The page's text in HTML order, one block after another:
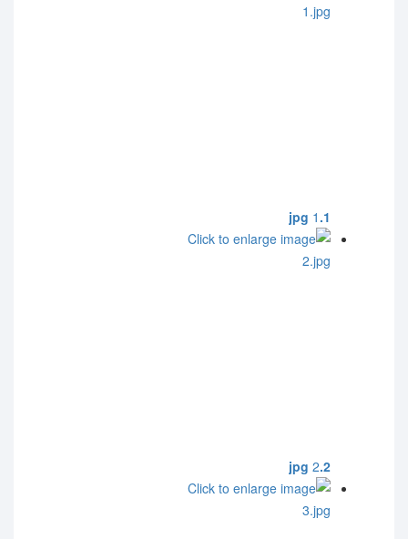
1.jpg
1
2.jpg
2